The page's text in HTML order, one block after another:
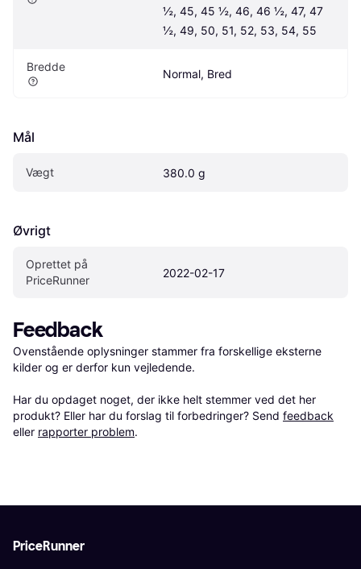
½, 45, 45 ½, 46, 46 ½, 47, 47
½, 49, 50, 51, 52, 53, 54, 55
Bredde
Normal, Bred
Mål
Vægt 380.0 g
Øvrigt
Oprettet på
PriceRunner
2022-02-17
Feedback
Ovenstående oplysninger stammer fra forskellige eksterne
kilder og er derfor kun vejledende.
Har du opdaget noget, der ikke helt stemmer ved det her
produkt? Eller har du forslag til forbedringer? Send feedback
eller rapporter problem.
PriceRunner